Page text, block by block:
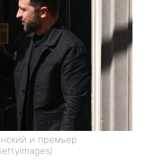
и премьер